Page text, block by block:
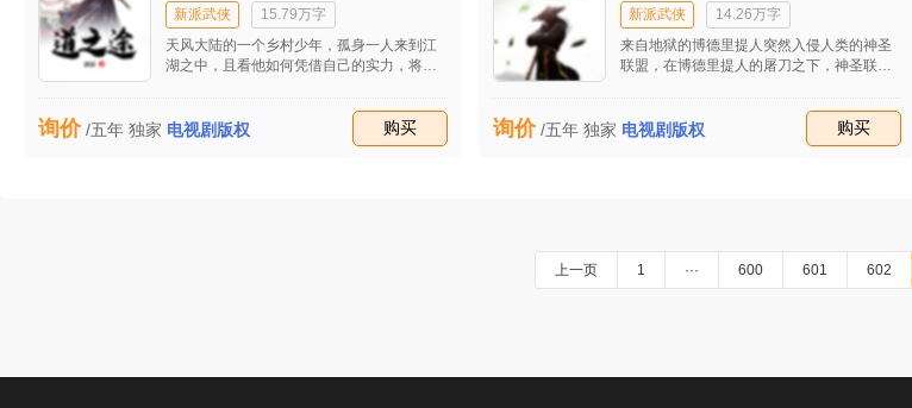
去打工，参加各种各样的活动。还有，最重
要的一点，也是付佳妮最期待的一件事，就
是大学里的自由和轻松，是包括自己已经有
了谈恋爱的自由了。
新派武侠
15.79万字
天风大陆的一个乡村少年，孤身一人来到江
湖之中，且看他如何凭借自己的实力，将这
询价 /五年 独家 电视剧版权 购买
新派武侠
14.26万字
来自地狱的博德里提人突然入侵人类的神圣
联盟，在博德里提人的屠刀之下，神圣联盟
彻底解除博德里提人对神圣联盟的入侵。陈
远锋在神圣联盟的命令之下，带着自己的士
询价 /五年 独家 电视剧版权 购买
上一页 1 ··· 600 601 602